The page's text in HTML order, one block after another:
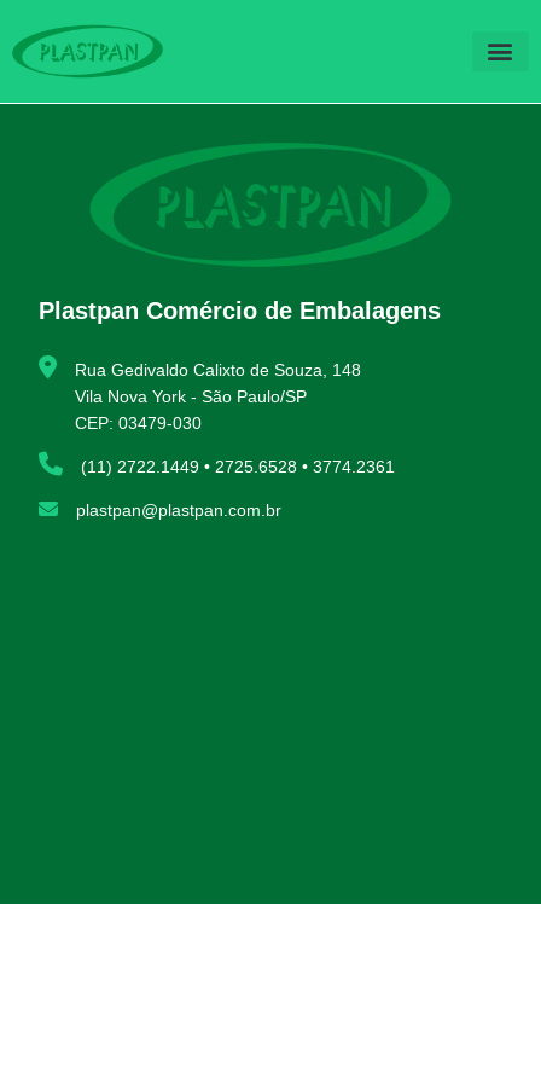
Plastpan Comércio de Embalagens
Rua Gedivaldo Calixto de Souza, 148
Vila Nova York - São Paulo/SP
CEP: 03479-030
(11) 2722.1449 • 2725.6528 • 3774.2361
plastpan@plastpan.com.br